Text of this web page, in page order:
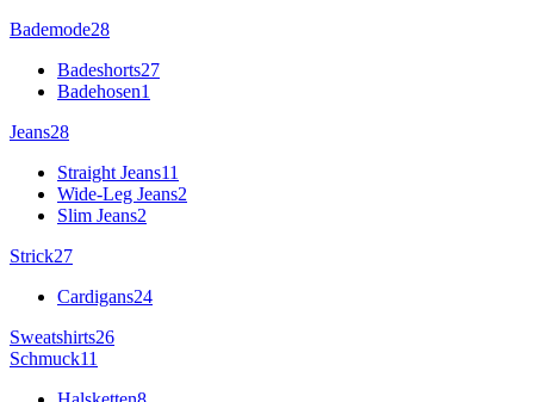
Bademode28
Badeshorts27
Badehosen1
Jeans28
Straight Jeans11
Wide-Leg Jeans2
Slim Jeans2
Strick27
Cardigans24
Sweatshirts26
Schmuck11